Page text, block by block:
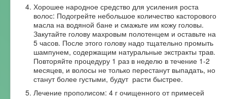
Хорошее народное средство для усиления роста
волос: Подогрейте небольшое количество касторового
масла на водяной бане и смажьте им кожу головы.
Закутайте голову махровым полотенцем и оставьте на
5 часов. После этого голову надо тщательно промыть
шампунем, содержащим натуральные экстракты трав.
Повторяйте процедуру 1 раз в неделю в течение 1-2
месяцев, и волосы не только перестанут выпадать, но
станут более густыми, будут расти быстрее.
Лечение прополисом: 4 г очищенного от примесей